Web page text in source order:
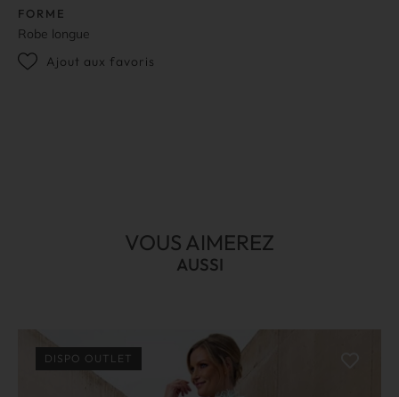
FORME
Robe longue
Ajout aux favoris
VOUS AIMEREZ
AUSSI
DISPO OUTLET